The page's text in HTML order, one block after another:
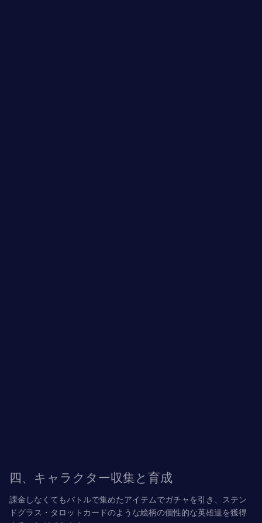
四、キャラクター収集と育成
課金しなくてもバトルで集めたアイテムでガチャを引き、
ステン
ドグラス・タロットカードのような絵柄の個性的な英雄達を獲得